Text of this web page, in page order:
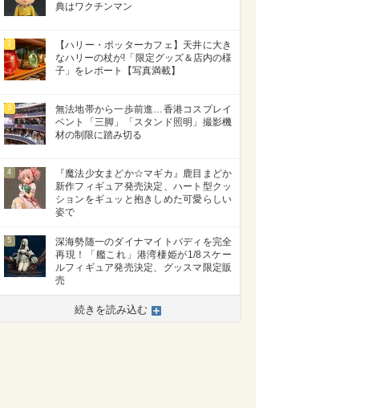
典はワクチンマン
2
【ハリー・ポッターカフェ】天井に大き
なハリーの杖が!「限定グッズ＆店内の様
子」をレポート【写真満載】
3
無法地帯から一歩前進…香港コスプレイ
ベント「三脚」「スタンド照明」撮影機
材の制限に踏み切る
4
『魔法少女まどか☆マギカ』鹿目まどか
新作フィギュア発売決定、ハート型クッ
ションをギュッと抱きしめた可愛らしい
姿で
5
深海勢随一のダイナマイトバディを完全
再現！「艦これ」港湾棲姫が1/8スケー
ルフィギュア発売決定、グッスマ限定販
売
続きを読み込む